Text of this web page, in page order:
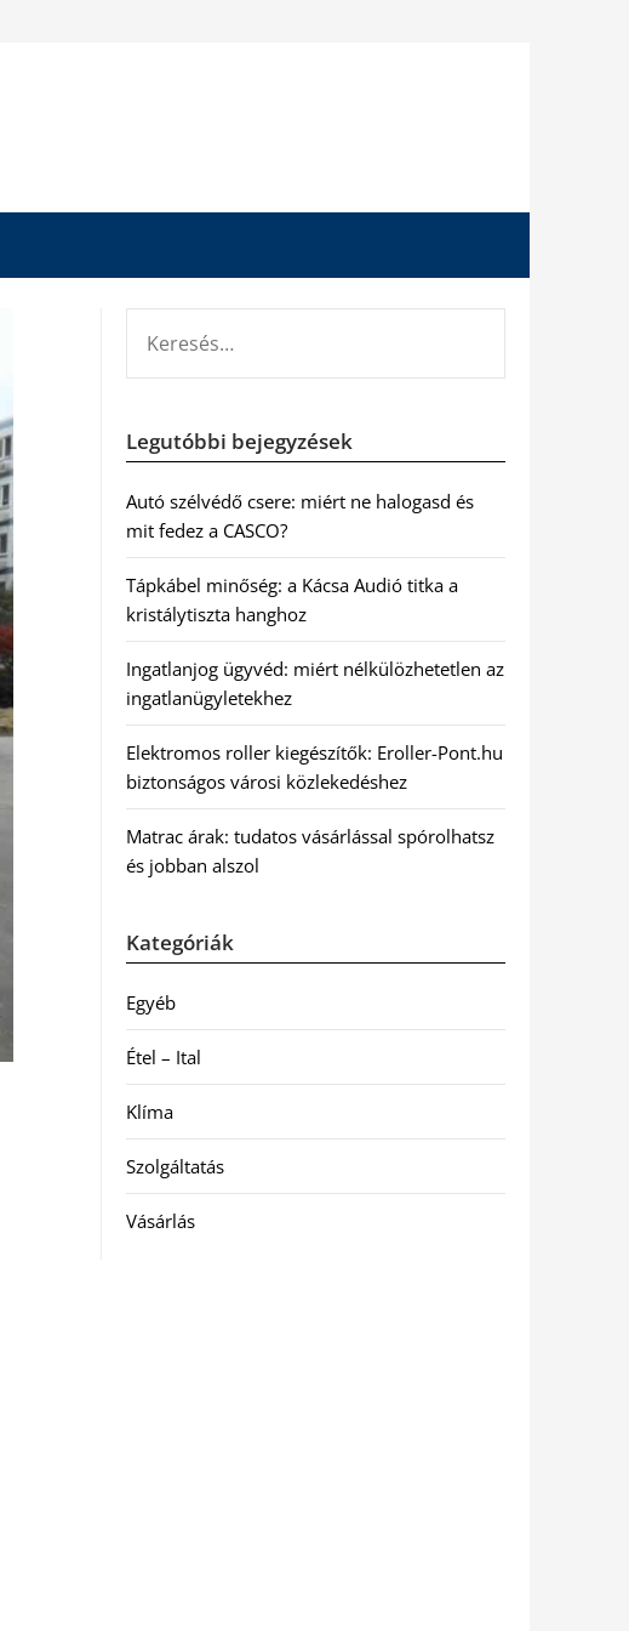
Legutóbbi bejegyzések
Autó szélvédő csere: miért ne halogasd és
mit fedez a CASCO?
Tápkábel minőség: a Kácsa Audió titka a
kristálytiszta hanghoz
Ingatlanjog ügyvéd: miért nélkülözhetetlen az
ingatlanügyletekhez
Elektromos roller kiegészítők: Eroller-Pont.hu
biztonságos városi közlekedéshez
Matrac árak: tudatos vásárlással spórolhatsz
és jobban alszol
Kategóriák
Egyéb
Étel – Ital
Klíma
Szolgáltatás
Vásárlás